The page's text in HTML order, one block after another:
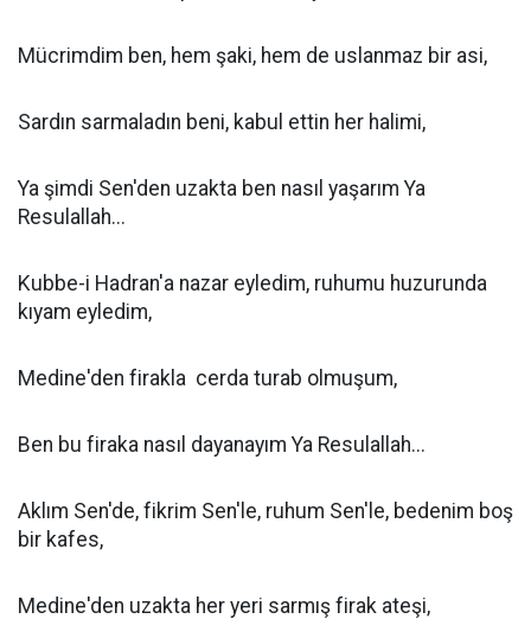
Mücrimdim ben, hem şaki, hem de uslanmaz bir asi,
Sardın sarmaladın beni, kabul ettin her halimi,
Ya şimdi Sen'den uzakta ben nasıl yaşarım Ya
Resulallah...
Kubbe-i Hadran'a nazar eyledim, ruhumu huzurunda
kıyam eyledim,
Medine'den firakla cerda turab olmuşum,
Ben bu firaka nasıl dayanayım Ya Resulallah...
Aklım Sen'de, fikrim Sen'le, ruhum Sen'le, bedenim boş
bir kafes,
Medine'den uzakta her yeri sarmış firak ateşi,